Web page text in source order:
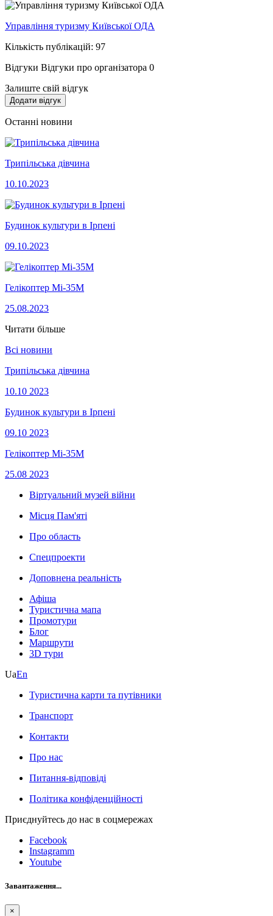
Управління туризму Київської ОДА
Кількість публікацій: 97
Відгуки Відгуки про організатора 0
Залиште свій відгук
Додати відгук
Останні новини
Трипільська дівчина
10.10.2023
Будинок культури в Ірпені
09.10.2023
Гелікоптер Мі-35М
25.08.2023
Читати більше
Всі новини
Трипільська дівчина
10.10 2023
Будинок культури в Ірпені
09.10 2023
Гелікоптер Мі-35М
25.08 2023
Віртуальний музей війни
Місця Пам'яті
Про область
Спецпроекти
Доповнена реальність
Афіша
Туристична мапа
Промотури
Блог
Маршрути
3D тури
UaEn
Туристична карти та путівники
Транспорт
Контакти
Про нас
Питання-відповіді
Політика конфіденційності
Приєднуйтесь до нас в соцмережах
Facebook
Instagramm
Youtube
Завантаження...
×